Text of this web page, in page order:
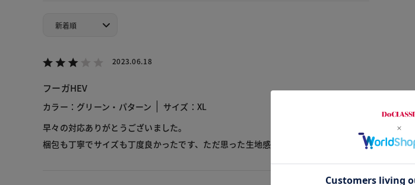
2023.06.18
フーガHEV
カラー：グリーン・パターン
サイズ：XL
早々の対応ありがとうございました。
梱包も丁寧でサイズも丁度良かったです、ただ思った生地感ではなかった